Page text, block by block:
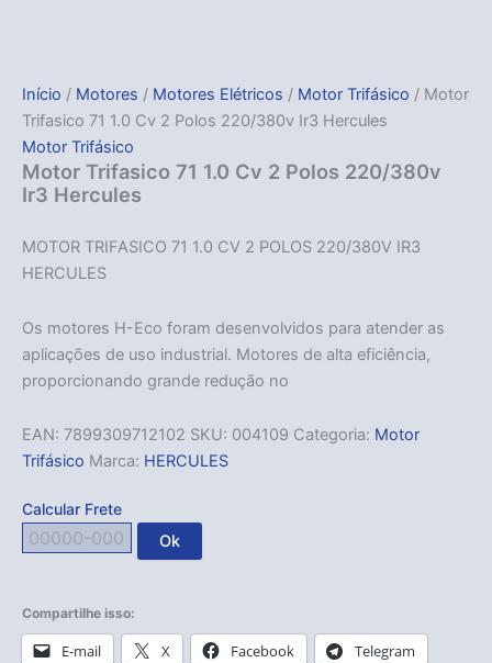
Início / Motores / Motores Elétricos / Motor Trifásico / Motor
Trifasico 71 1.0 Cv 2 Polos 220/380v Ir3 Hercules
Motor Trifásico
Motor Trifasico 71 1.0 Cv 2 Polos 220/380v
Ir3 Hercules
MOTOR TRIFASICO 71 1.0 CV 2 POLOS 220/380V IR3
HERCULES
Os motores H-Eco foram desenvolvidos para atender as
aplicações de uso industrial. Motores de alta eficiência,
proporcionando grande redução no
EAN: 7899309712102 SKU: 004109 Categoria: Motor
Trifásico Marca: HERCULES
Calcular Frete
Ok
Compartilhe isso:
E-mail X Facebook Telegram